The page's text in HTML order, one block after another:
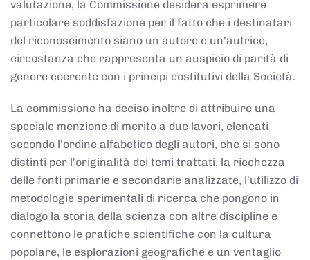
valutazione, la Commissione desidera esprimere
particolare soddisfazione per il fatto che i destinatari
del riconoscimento siano un autore e un'autrice,
circostanza che rappresenta un auspicio di parità di
genere coerente con i principi costitutivi della Società.
La commissione ha deciso inoltre di attribuire una
speciale menzione di merito a due lavori, elencati
secondo l'ordine alfabetico degli autori, che si sono
distinti per l'originalità dei temi trattati, la ricchezza
delle fonti primarie e secondarie analizzate, l'utilizzo di
metodologie sperimentali di ricerca che pongono in
dialogo la storia della scienza con altre discipline e
connettono le pratiche scientifiche con la cultura
popolare, le esplorazioni geografiche e un ventaglio